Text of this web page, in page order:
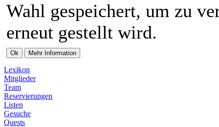
Wahl gespeichert, um zu
erneut gestellt wird.
Lexikon
Mitglieder
Team
Reservierungen
Listen
Gesuche
Quests